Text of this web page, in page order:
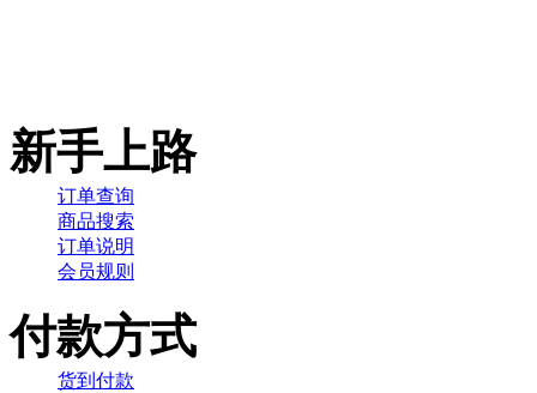
新手上路
订单查询
商品搜索
订单说明
会员规则
付款方式
货到付款